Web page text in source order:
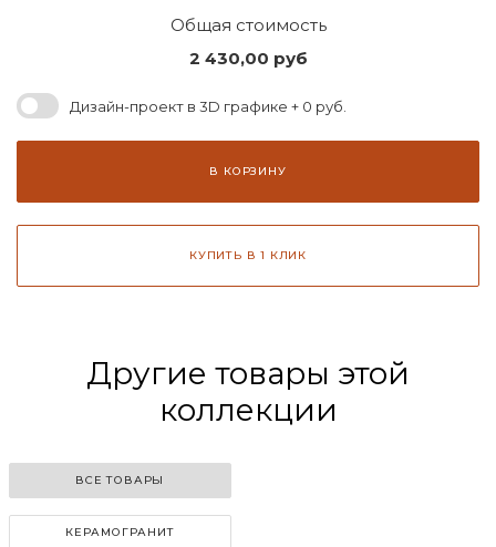
Общая стоимость
2 430,00 руб
Дизайн-проект в 3D графике + 0 руб.
В КОРЗИНУ
КУПИТЬ В 1 КЛИК
Другие товары этой
коллекции
ВСЕ ТОВАРЫ
КЕРАМОГРАНИТ